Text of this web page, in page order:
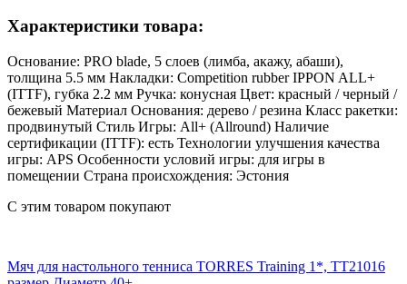
Характеристики товара:
Основание: PRO blade, 5 слоев (лимба, акажу, абаши),
толщина 5.5 мм Накладки: Competition rubber IPPON ALL+
(ITTF), губка 2.2 мм Ручка: конусная Цвет: красный / черный /
бежевый Материал Основания: дерево / резина Класс ракетки:
продвинутый Стиль Игры: All+ (Allround) Наличие
сертификации (ITTF): есть Технологии улучшения качества
игры: APS Особенности условий игры: для игры в
помещении Страна происхождения: Эстония
С этим товаром покупают
Мяч для настольного тенниса TORRES Training 1*, TT21016